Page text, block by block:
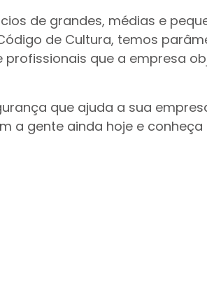
de grandes, médias e
de Cultura, temos
que a empresa
que ajuda a sua
a gente ainda hoje e